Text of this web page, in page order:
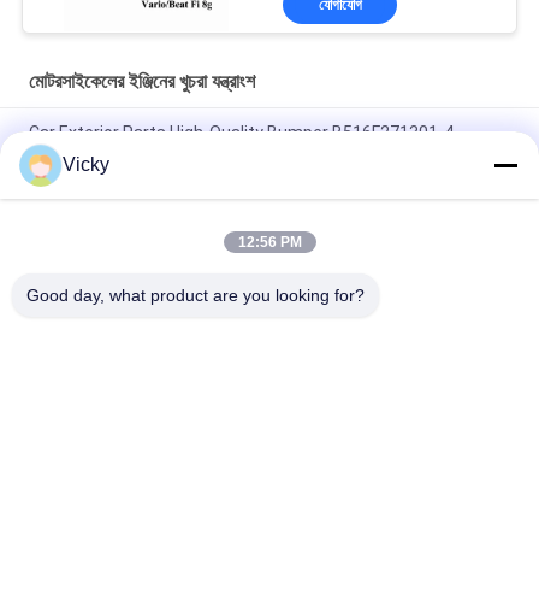
যোগাযোগ
মোটরসাইকেলের ইঞ্জিনের খুচরা যন্ত্রাংশ
Car Exterior Parts High-Quality Bumper B516F271301-4
CHANAN OSHAN​ Z6 Starry White
স্টার্টার মোটর হন্ডা EX5 মোটরসাইকেল ইঞ্জিন খুচরা যন্ত্রাংশ সস্তা পাইকারি উচ্চ পারফরম্যান্স
Vicky
12:56 PM
Good day, what product are you looking for?